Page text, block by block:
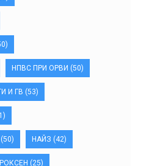
НПВС ПРИ ОРВИ (50)
И ГВ (53)
(50) НАЙЗ (42)
(25)